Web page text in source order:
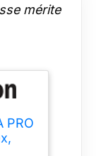
mérite
PRO